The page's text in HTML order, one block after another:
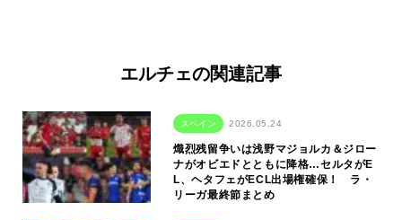
エルチェの関連記事
スペイン 2026.05.24
熾烈残留争いは浅野マジョルカ＆ジロー
ナがオビエドとともに降格…セルタがE
L、ヘタフェがECL出場権確保！ ラ・
リーガ最終節まとめ